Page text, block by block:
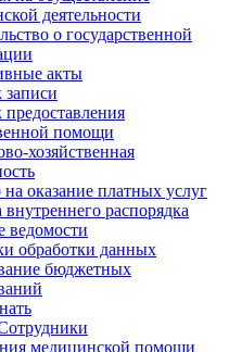
деятельности
о государственной
акты
помощи
хозяйственная
оказание платных услуг
распорядка
ведомости
обработки данных
бюджетных
медицинской помощи